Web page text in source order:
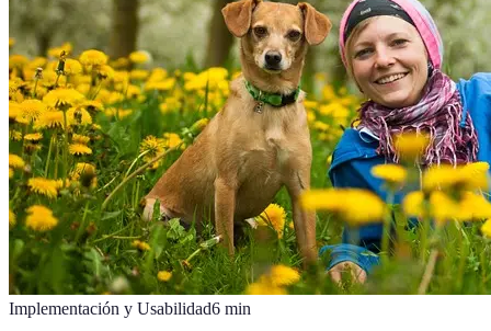
Implementación y Usabilidad6 min